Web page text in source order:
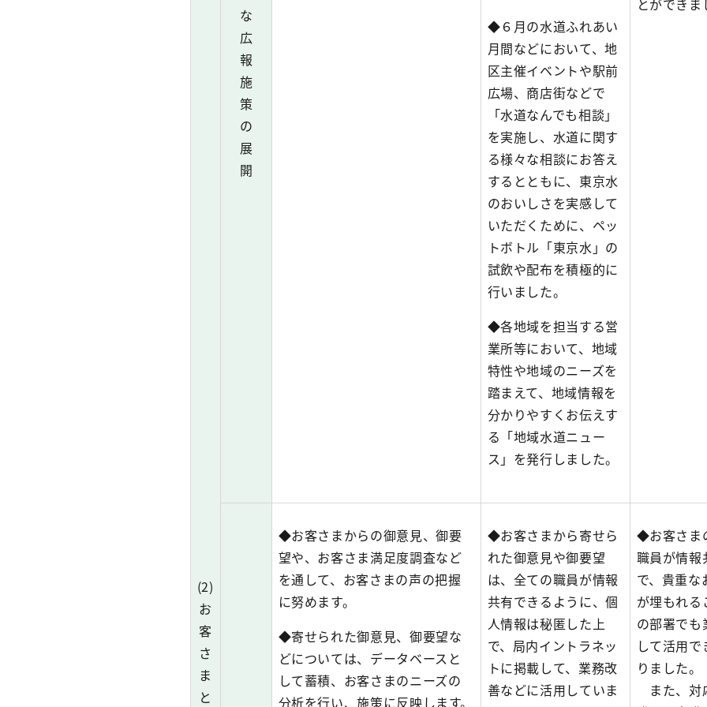
(2)
お
客
さ
ま
と
な
広
報
施
策
の
展
開
◆６月の水道ふれあい
月間などにおいて、地
区主催イベントや駅前
広場、商店街などで
「水道なんでも相談」
を実施し、水道に関す
る様々な相談にお答え
するとともに、東京水
のおいしさを実感して
いただくために、ペッ
トボトル「東京水」の
試飲や配布を積極的に
行いました。
◆各地域を担当する営
業所等において、地域
特性や地域のニーズを
踏まえて、地域情報を
分かりやすくお伝えす
る「地域水道ニュー
ス」を発行しました。
とができ
◆お客さまからの御意見、御要
望や、お客さま満足度調査など
を通して、お客さまの声の把握
に努めます。
◆寄せられた御意見、御要望な
どについては、データベースと
して蓄積、お客さまのニーズの
分析を行い、施策に反映します。
◆お客さまから寄せら
れた御意見や御要望
は、全ての職員が情報
共有できるように、個
人情報は秘匿した上
で、局内イントラネッ
トに掲載して、業務改
善などに活用していま
◆お客さま
職員が情報
で、貴重な
が埋もれ
の部署で
して活用
りました。
また、対